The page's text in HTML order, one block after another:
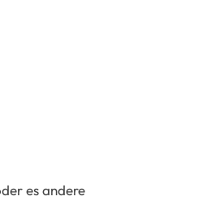
es andere